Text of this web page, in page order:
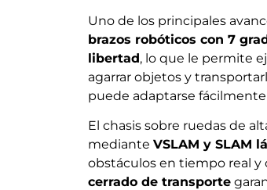
Uno de los principales
brazos robóticos con 7
libertad, lo que le permite
agarrar objetos y
puede adaptarse
El chasis sobre ruedas de
mediante VSLAM y SLAM
obstáculos en tiempo real y
cerrado de transporte